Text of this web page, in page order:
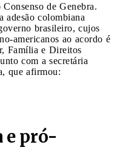
de Genebra.
adesão colombiana
brasileiro, cujos
americanos ao acordo é
Família e Direitos
com a secretária
que afirmou:
e pró-